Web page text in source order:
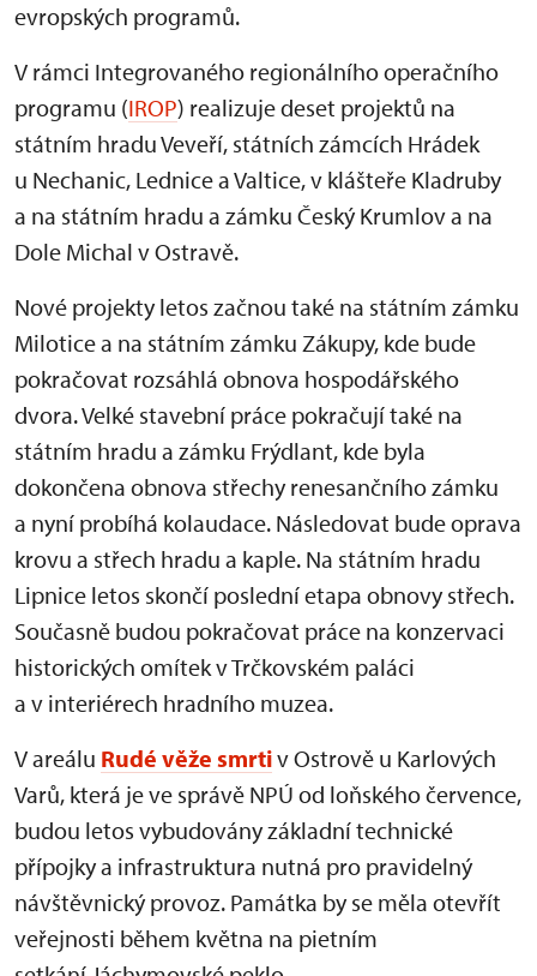
evropských programů.
V rámci Integrovaného regionálního operačního
programu (IROP) realizuje deset projektů na
státním hradu Veveří, státních zámcích Hrádek
u Nechanic, Lednice a Valtice, v klášteře Kladruby
a na státním hradu a zámku Český Krumlov a na
Dole Michal v Ostravě.
Nové projekty letos začnou také na státním zámku
Milotice a na státním zámku Zákupy, kde bude
pokračovat rozsáhlá obnova hospodářského
dvora. Velké stavební práce pokračují také na
státním hradu a zámku Frýdlant, kde byla
dokončena obnova střechy renesančního zámku
a nyní probíhá kolaudace. Následovat bude oprava
krovu a střech hradu a kaple. Na státním hradu
Lipnice letos skončí poslední etapa obnovy střech.
Současně budou pokračovat práce na konzervaci
historických omítek v Trčkovském paláci
a v interiérech hradního muzea.
V areálu Rudé věže smrtiv Ostrově u Karlových
Varů, která je ve správě NPÚ od loňského července,
budou letos vybudovány základní technické
přípojky a infrastruktura nutná pro pravidelný
návštěvnický provoz. Památka by se měla otevřít
veřejnosti během května na pietním